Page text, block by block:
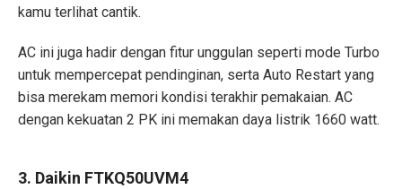
kamu terlihat cantik.
AC ini juga hadir dengan fitur unggulan seperti mode Turbo
untuk mempercepat pendinginan, serta Auto Restart yang
bisa merekam memori kondisi terakhir pemakaian. AC
dengan kekuatan 2 PK ini memakan daya listrik 1660 watt.
3. Daikin FTKQ50UVM4